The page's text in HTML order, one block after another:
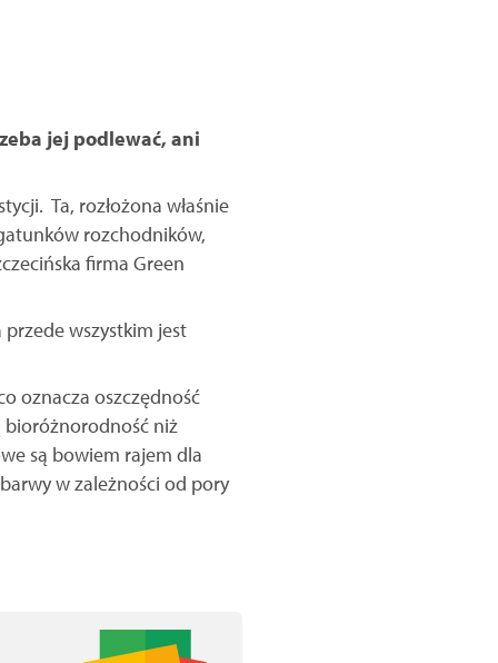
jej podlewać, ani
Ta, rozłożona właśnie
rozchodników,
firma Green
wszystkim jest
oznacza oszczędność
bioróżnorodność niż
są bowiem rajem dla
w zależności od pory